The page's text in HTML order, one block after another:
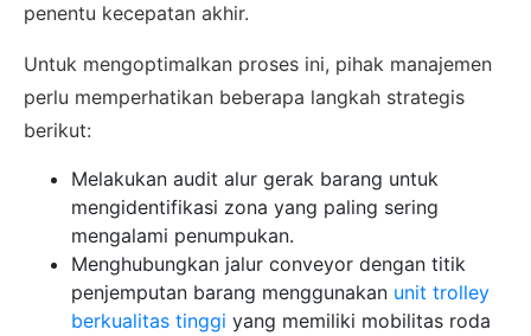
penentu kecepatan akhir.
Untuk mengoptimalkan proses ini, pihak manajemen
perlu memperhatikan beberapa langkah strategis
berikut:
Melakukan audit alur gerak barang untuk
mengidentifikasi zona yang paling sering
mengalami penumpukan.
Menghubungkan jalur conveyor dengan titik
penjemputan barang menggunakan unit trolley
berkualitas tinggi yang memiliki mobilitas roda